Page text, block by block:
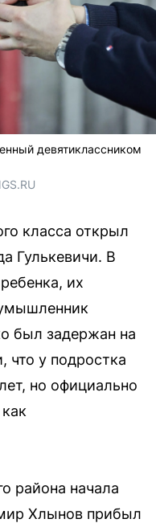
девятиклассником
класса открыл
Гулькевичи. В
их
был задержан на
у подростка
но официально
района начала
Хлынов прибыл